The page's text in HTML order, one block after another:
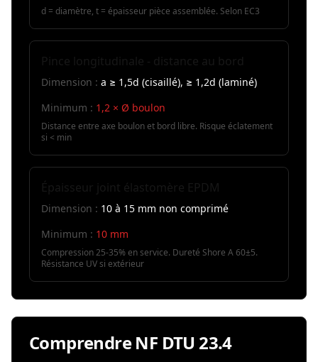
d = diamètre, t = épaisseur pièce assemblée. Selon EC3
Dimension : a ≥ 1,5d (cisaillé), ≥ 1,2d (laminé)
Minimum : 1,2 × Ø boulon
Distance entre axe boulon et bord libre. Risque éclatement
si < min
Dimension : 10 à 15 mm non comprimé
Minimum : 10 mm
Compression 25-35% en service. Dureté Shore A 60±5.
Résistance UV si extérieur
Comprendre NF DTU 23.4